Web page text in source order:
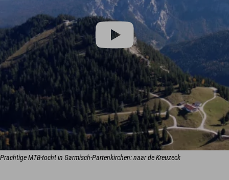
Prachtige MTB-tocht in Garmisch-Partenkirchen: naar de Kreuzeck